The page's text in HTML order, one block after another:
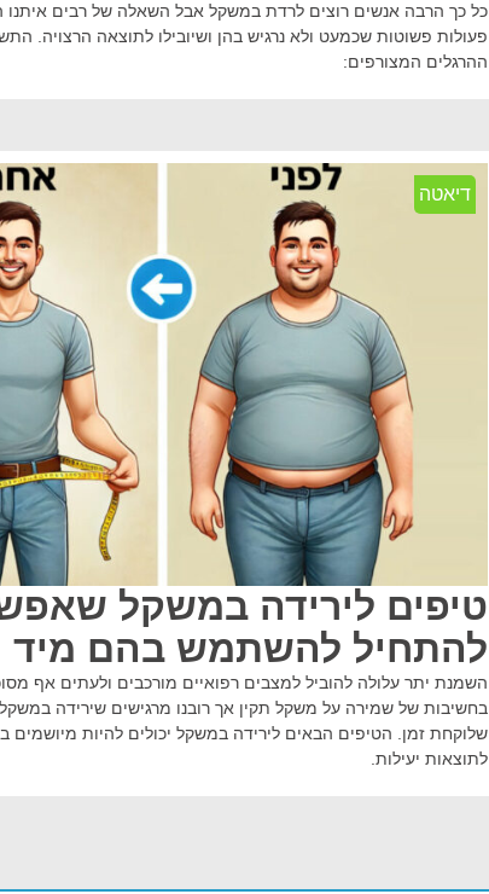
כל כך הרבה אנשים רוצים לרדת במשקל אבל השאלה של רבים
פעולות פשוטות שכמעט ולא נרגיש בהן ושיובילו לתוצאה הרצויה.
ההרגלים המצורפים:
דיאטה
טיפים לירידה במשקל
להתחיל להשתמש בהם מיד
השמנת יתר עלולה להוביל למצבים רפואיים מורכבים ולעתים אף
בחשיבות של שמירה על משקל תקין אך רובנו מרגישים שירידה
שלוקחת זמן. הטיפים הבאים לירידה במשקל יכולים להיות מיושמים
לתוצאות יעילות.